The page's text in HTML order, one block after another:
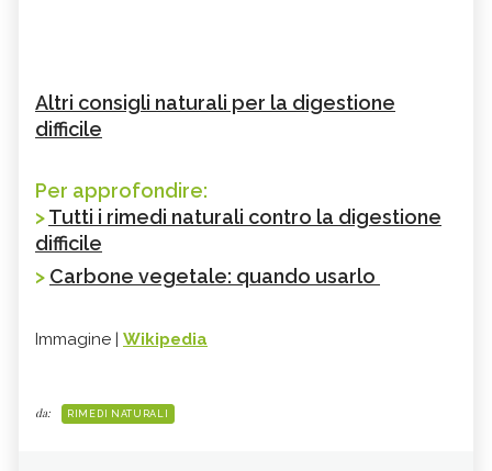
Altri consigli naturali per la digestione
difficile
Per approfondire:
>Tutti i rimedi naturali contro la digestione
difficile
> Carbone vegetale: quando usarlo
Immagine | Wikipedia
da: RIMEDI NATURALI